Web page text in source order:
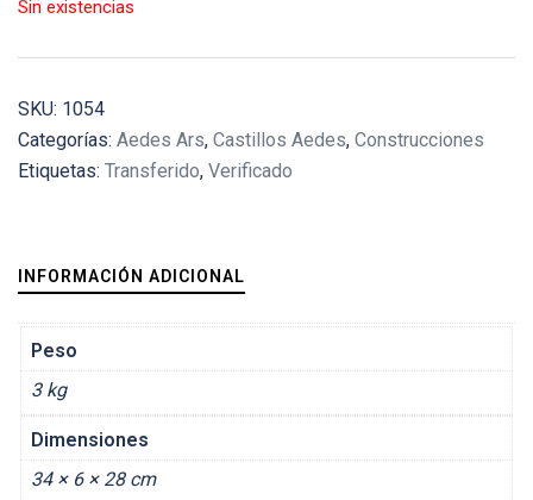
Sin existencias
SKU: 1054
Categorías: Aedes Ars, Castillos Aedes, Construcciones
Etiquetas: Transferido, Verificado
INFORMACIÓN ADICIONAL
Peso
3 kg
Dimensiones
34 × 6 × 28 cm